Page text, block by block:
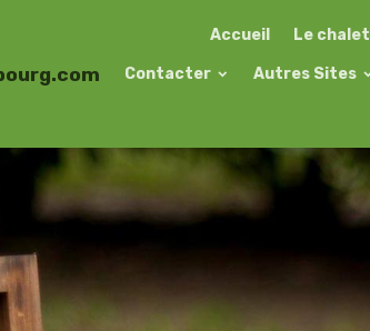
Accueil Le chalet
Contacter Autres Sites